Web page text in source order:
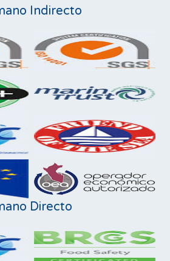
Indirecto
Directo